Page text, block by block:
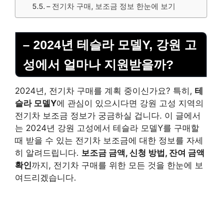
– 전기차 구매, 보조금 정보 한눈에 보기
– 2024년 테슬라 모델Y, 강원 고
성에서 얼마나 지원받을까?
2024년, 전기차 구매를 계획 중이신가요? 특히, 테
슬라 모델Y에 관심이 있으시다면 강원 고성 지역의
전기차 보조금 정보가 궁금하실 겁니다. 이 글에서
는 2024년 강원 고성에서 테슬라 모델Y를 구매할
때 받을 수 있는 전기차 보조금에 대한 정보를 자세
히 알려드립니다. 보조금 금액, 신청 방법, 잔여 금액
확인까지, 전기차 구매를 위한 모든 것을 한눈에 보
여드리겠습니다.